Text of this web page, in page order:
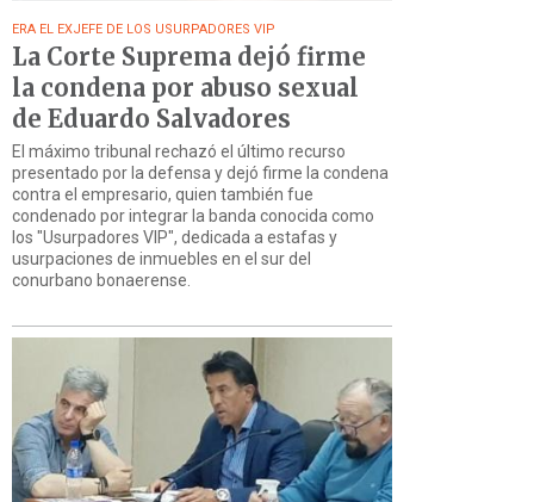
ERA EL EXJEFE DE LOS USURPADORES VIP
La Corte Suprema dejó firme
la condena por abuso sexual
de Eduardo Salvadores
El máximo tribunal rechazó el último recurso
presentado por la defensa y dejó firme la condena
contra el empresario, quien también fue
condenado por integrar la banda conocida como
los "Usurpadores VIP", dedicada a estafas y
usurpaciones de inmuebles en el sur del
conurbano bonaerense.